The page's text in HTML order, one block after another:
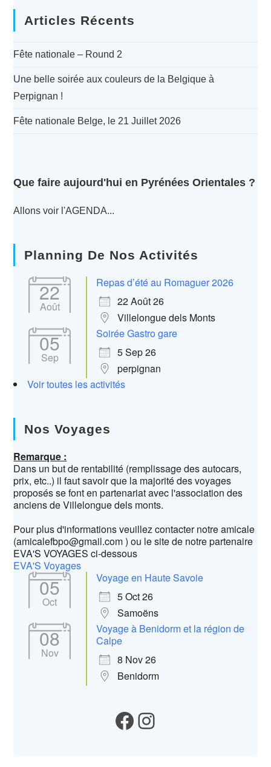
Articles Récents
Fête nationale – Round 2
Une belle soirée aux couleurs de la Belgique à
Perpignan !
Fête nationale Belge, le 21 Juillet 2026
Que faire aujourd'hui en Pyrénées Orientales ?
Allons voir l'AGENDA...
Planning De Nos Activités
22
Août
Repas d’été au Romaguer 2026
22 Août 26
Villelongue dels Monts
05
Sep
Soirée Gastro gare
5 Sep 26
perpignan
Voir toutes les activités
Nos Voyages
Remarque :
Dans un but de rentabilité (remplissage des autocars,
prix, etc..) il faut savoir que la majorité des voyages
proposés se font en partenariat avec l'association des
anciens de Villelongue dels monts.
Pour plus d'informations veuillez contacter notre amicale
(amicalefbpo@gmail.com ) ou le site de notre partenaire
EVA'S VOYAGES ci-dessous
EVA'S Voyages
05
Oct
Voyage en Haute Savoie
5 Oct 26
Samoëns
08
Nov
Voyage à Benidorm et la région de
Calpe
8 Nov 26
Benidorm
Notre FacebookInstagram